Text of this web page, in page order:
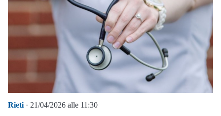
Rieti · 21/04/2026 alle 11:30